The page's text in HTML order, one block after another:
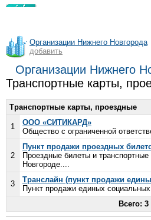
Организации Нижнего Новгорода
добавить
Организации Нижнего
Транспортные карты,
Транспортные карты, проездные
1
ООО «СИТИКАРД»
Общество с ограниченной
2
Пункт продажи проездных
Проездные билеты и
Новгороде....
3
Транслайн (пункт продажи
Пункт продажи единых
Всего: 3